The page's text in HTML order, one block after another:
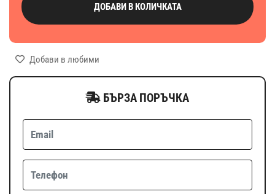
ДОБАВИ В КОЛИЧКАТА
Добави в любими
БЪРЗА ПОРЪЧКА